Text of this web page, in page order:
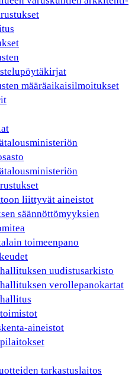
määräaikaisilmoitukset
liittyvät aineistot
säännöttömyyksien
toimeenpano
uudistusarkisto
verollepanokartat
aineistot
tarkastuslaitos